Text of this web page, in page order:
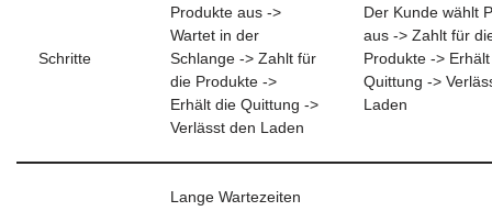
Schritte
Produkte aus ->
Wartet in der
Schlange -> Zahlt für
die Produkte ->
Erhält die Quittung ->
Verlässt den Laden
Der Kunde wählt
aus -> Zahlt für
Produkte ->
Quittung ->
Laden
Lange Wartezeiten